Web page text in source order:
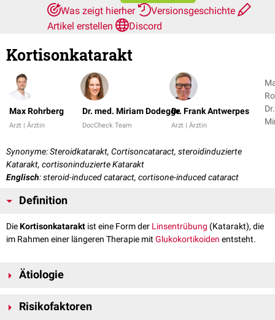
Was zeigt hierher
Versionsgeschichte
Artikel erstellen
Discord
Kortisonkatarakt
Max Rohrberg
Arzt | Ärztin
Dr. med. Miriam Dodegge
DocCheck Team
Dr. Frank Antwerpes
Arzt | Ärztin
Synonyme: Steroidkatarakt, Cortisoncataract, steroidinduzierte
Katarakt, cortisoninduzierte Katarakt
Englisch: steroid-induced cataract, cortisone-induced cataract
Definition
DieKortisonkatarakt ist eine Form der Linsentrübung (Katarakt), die
im Rahmen einer längeren Therapie mitGlukokortikoiden entsteht.
Ätiologie
zu einersubkapsulärenTrübung. Grundlage hierfür sind die vielfältigen
Risikofaktoren